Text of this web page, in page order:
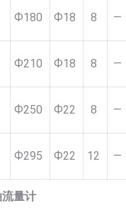
Ф180 Ф18 8 —
Ф210 Ф18 8 —
Ф250 Ф22 8 —
Ф295 Ф22 12 —
量计